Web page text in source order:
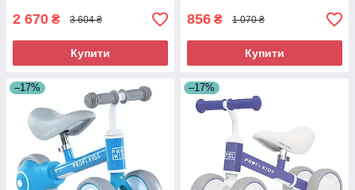
2 670 ₴ 3 604 ₴
Купити
856 ₴ 1 070 ₴
Купити
–17% –17%